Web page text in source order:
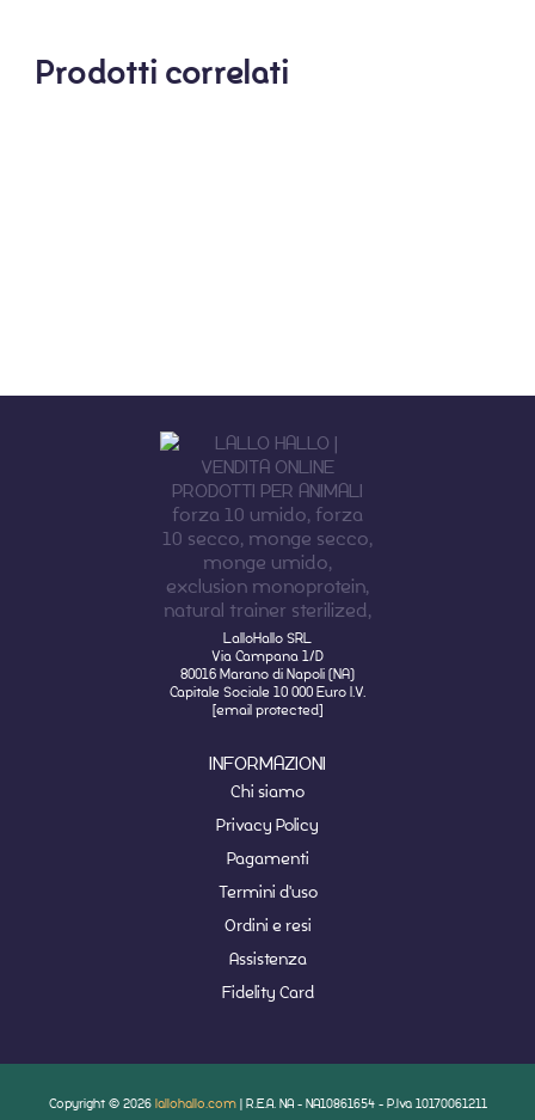
Prodotti correlati
LalloHallo SRL
Via Campana 1/D
80016 Marano di Napoli (NA)
Capitale Sociale 10 000 Euro I.V.
[email protected]
INFORMAZIONI
Chi siamo
Privacy Policy
Pagamenti
Termini d'uso
Ordini e resi
Assistenza
Fidelity Card
Copyright © 2026 lallohallo.com | R.E.A. NA - NA10861654 - P.Iva 10170061211